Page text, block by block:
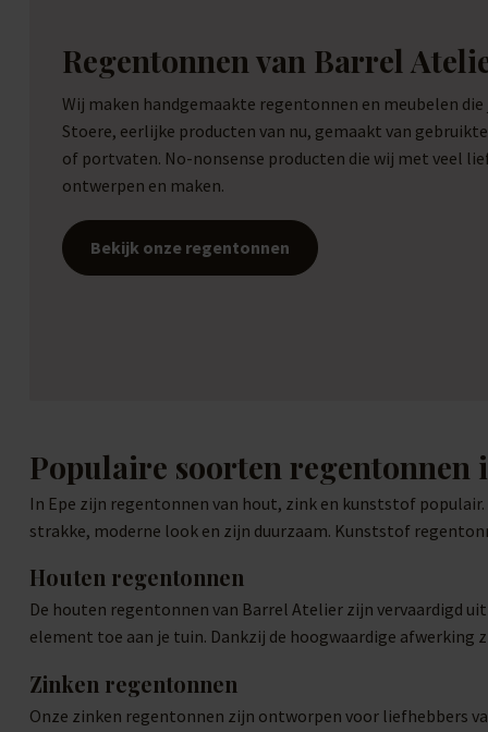
Regentonnen van Barrel
Wij maken handgemaakte regentonnen en meubelen die
Stoere, eerlijke producten van nu, gemaakt van
of portvaten. No-nonsense producten die wij met veel
ontwerpen en maken.
Bekijk onze regentonnen
Populaire soorten regentonnen
In Epe zijn regentonnen van hout, zink en kunststof
strakke, moderne look en zijn duurzaam. Kunststof
Houten regentonnen
De houten regentonnen van Barrel Atelier zijn vervaardigd
element toe aan je tuin. Dankzij de hoogwaardige
Zinken regentonnen
Onze zinken regentonnen zijn ontworpen voor liefhebbers